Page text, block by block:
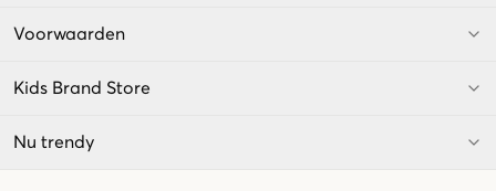
Voorwaarden
Kids Brand Store
Nu trendy